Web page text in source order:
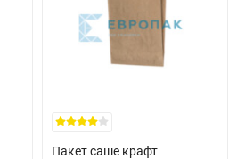
Пакет саше крафт